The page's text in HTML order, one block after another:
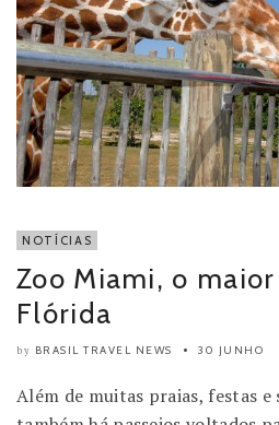
NOTÍCIAS
Zoo Miami, o
Flórida
by BRASIL TRAVEL NEWS 30 JUNHO
Além de muitas praias, festas